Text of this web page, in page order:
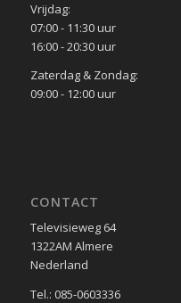
Vrijdag:
07:00 - 11:30 uur
16:00 - 20:30 uur
Zaterdag & Zondag:
09:00 - 12:00 uur
CONTACT
Televisieweg 64
1322AM Almere
Nederland
Tel.: 085-0603336